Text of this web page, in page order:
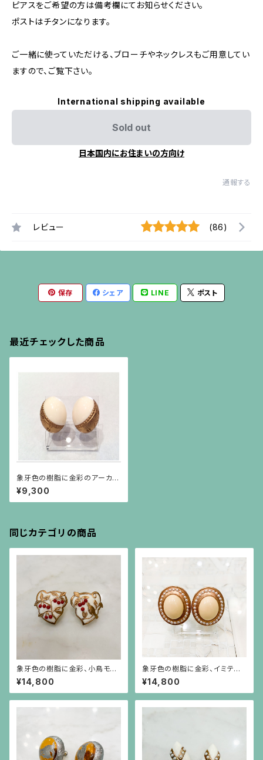
ピアスをご希望の方は備考欄にてお知らせください。
ポストはチタンになります。
ご一緒に使っていただける、ブローチやネックレスもご用意してい
ますので、ご覧下さい。
International shipping available
Sold out
日本国内にお住まいの方向け
通報する
レビュー (86)
保存 シェア LINE ポスト
最近チェックした商品
象牙色の樹脂に金彩のアーカン
サス模様のイヤリング
¥9,300
同じカテゴリの商品
象牙色の樹脂に金彩、小鳥モチ
ーフに赤珊瑚色の実のイヤリン
グ
¥14,800
象牙色の樹脂に金彩、イミテー
ションパールがグルッと取り巻く
イヤリング・ピアス
¥14,800